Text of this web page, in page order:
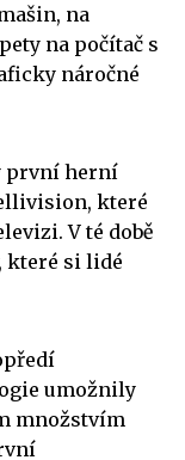
na
na počítač s
náročné
první herní
které
V té době
které si lidé
umožnily
množstvím